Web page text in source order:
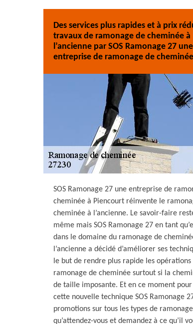
Des services plus rapides et à prix
travaux de ramonage de cheminée à
l’ancienne par SOS Ramonage 27 une
entreprise de ramonage de cheminée
SOS Ramonage 27 une entreprise de
cheminée à Piencourt réinvente le
cheminée à l’ancienne. Le savoir-faire
même mais SOS Ramonage 27 en tant
dans le domaine du ramonage de
l’ancienne a décidé d’améliorer ses
le but de rendre plus rapide les opérations
ramonage de cheminée surtout si la
de taille imposante. Et en ce moment
cette nouvelle technique SOS Ramonage
promotions sur tous les types de
qu’attendez-vous et demandez à ce qu’il